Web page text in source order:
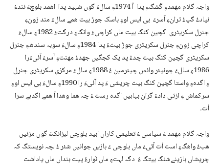
واجہ گلام مھمدءِ گُشگءِ پدا آ 1974ءِ سالءَ گوں شہید پدا اھمد بلوچءَ نندءُ
نیادءُ گپءُ ترانءِ آسرءَ بی ایس اوءِ باسک جوڑ بیت ھمے سالءَ مند زونءِ
جنرل سکریٹری گچین کنگ بیت ماں کراچیءَ وانگءِ درگتءَ 1982ءِ سالءَ
کراچی زونءِ جنرل سکریٹری جوڑ بیتءُ پدا 1984ءِ سالءَ سوبہ سندھءِ جنرل
سکریٹری گچین کنگ بیت چدءُ پد یک کجگیں جھدءُ مھنتءِ آسرءَ آئیءَرا
1986ءِ سالءَ جونیئر وائس چیئرمین ءُ 1988ءِ سالءَ مرکزی سکریٹری جنرل
ءِ اگدہءِ واستا گچین کنگ بیت چریشی ءَ پد آئیءَ را 1990ءِ سالءَ بی ایس اوءِ
سرکماش ءِ ازتی دادءُ گران بہاہیں اگدہ رست ءُ چہ ھما وھدا آ ھمے اگدہے سرا
اَت۔
واجہ گلام مھمد ءَ سیاسی ءُ تعلیمی کاراں ابید بلوچی لبزانکءَ گوں مزنیں
ھبءُ واھگءِ است اَت آئیءَ ماں بلوچی ءَ بازیں جوانیں شئر ءُ لچہ نویستگ کہ
چریشاں بازینےشنگ بیتگ ءُ دگہ لہتءِ ماں نَوارءُ پیت بنداں ماں یاداشت